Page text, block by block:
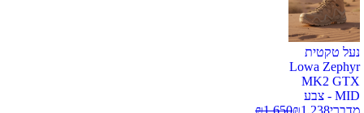
נעל טקטית
Lowa Zephyr
MK2 GTX
MID - צבע